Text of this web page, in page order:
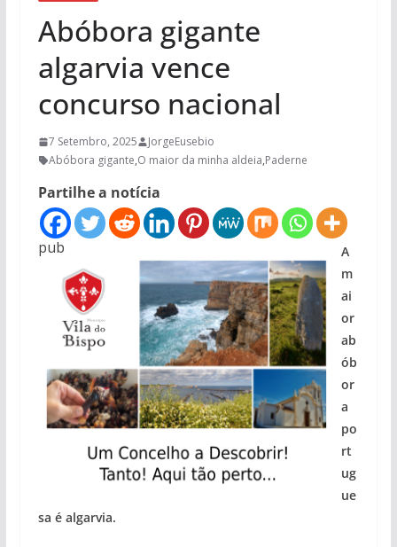
Abóbora gigante
algarvia vence
concurso nacional
7 Setembro, 2025
JorgeEusebio
Abóbora gigante,O maior da minha aldeia,Paderne
Partilhe a notícia
pub
A
m
ai
or
ab
ób
or
a
po
rt
ug
ue
sa é algarvia.